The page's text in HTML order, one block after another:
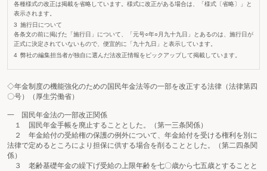
各種様式の改正は掲載を省略しています。様式に改正がある場合は、「様式〔省略〕」と
表示されます。
施行日について
各条文の前に掲げた「施行日」について、「元号○年○月九十九日」とあるのは、施行日が
正式に決定されていないもので、便宜的に「九十九日」と表示しています。
弊社の編集担当者が独自に選んだ法改正情報をピックアップして掲載しています。
◇年金制度の機能強化のための国民年金法等の一部を改正する法律（法律第四
〇号）（厚生労働省）
一 国民年金法の一部改正関係
１ 国民年金手帳を廃止することとした。（第一三条関係）
２ 年金給付の受給権の保護の例外について、年金給付を受ける権利を別に
法律で定めるところにより担保に供する場合を削ることとした。（第二四条関
係）
３ 老齢基礎年金の繰下げ受給の上限年齢を七〇歳から七五歳とすることと